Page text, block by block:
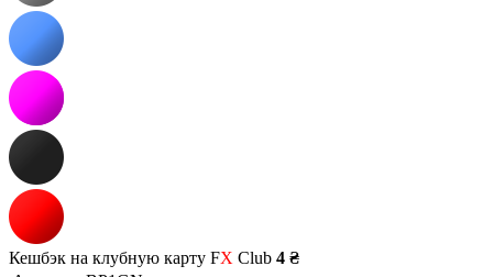
Кешбэк на клубную карту FX Club 4 ₴